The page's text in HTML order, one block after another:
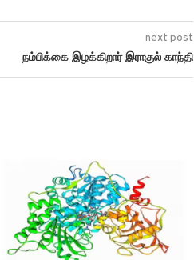
next post
நம்பிக்கை இழக்கிறார் இராகுல் காந்தி